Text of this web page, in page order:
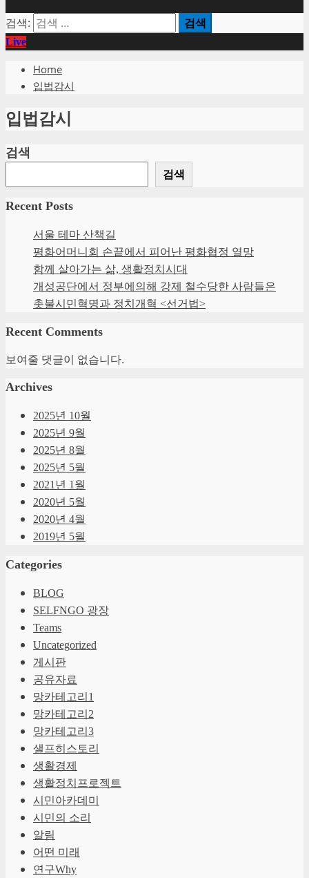
검색:
Live
Home
입법감시
입법감시
검색
검색
Recent Posts
서울 테마 산책길
평화어머니회 손끝에서 피어난 평화협정 열망
함께 살아가는 삶, 생활정치시대
개성공단에서 정부에의해 강제 철수당한 사람들은
촛불시민혁명과 정치개혁 <선거법>
Recent Comments
보여줄 댓글이 없습니다.
Archives
2025년 10월
2025년 9월
2025년 8월
2025년 5월
2021년 1월
2020년 5월
2020년 4월
2019년 5월
Categories
BLOG
SELFNGO 광장
Teams
Uncategorized
게시판
공유자료
망카테고리1
망카테고리2
망카테고리3
샐프히스토리
생활경제
생활정치프로젝트
시민아카데미
시민의 소리
알림
어떤 미래
연구Why